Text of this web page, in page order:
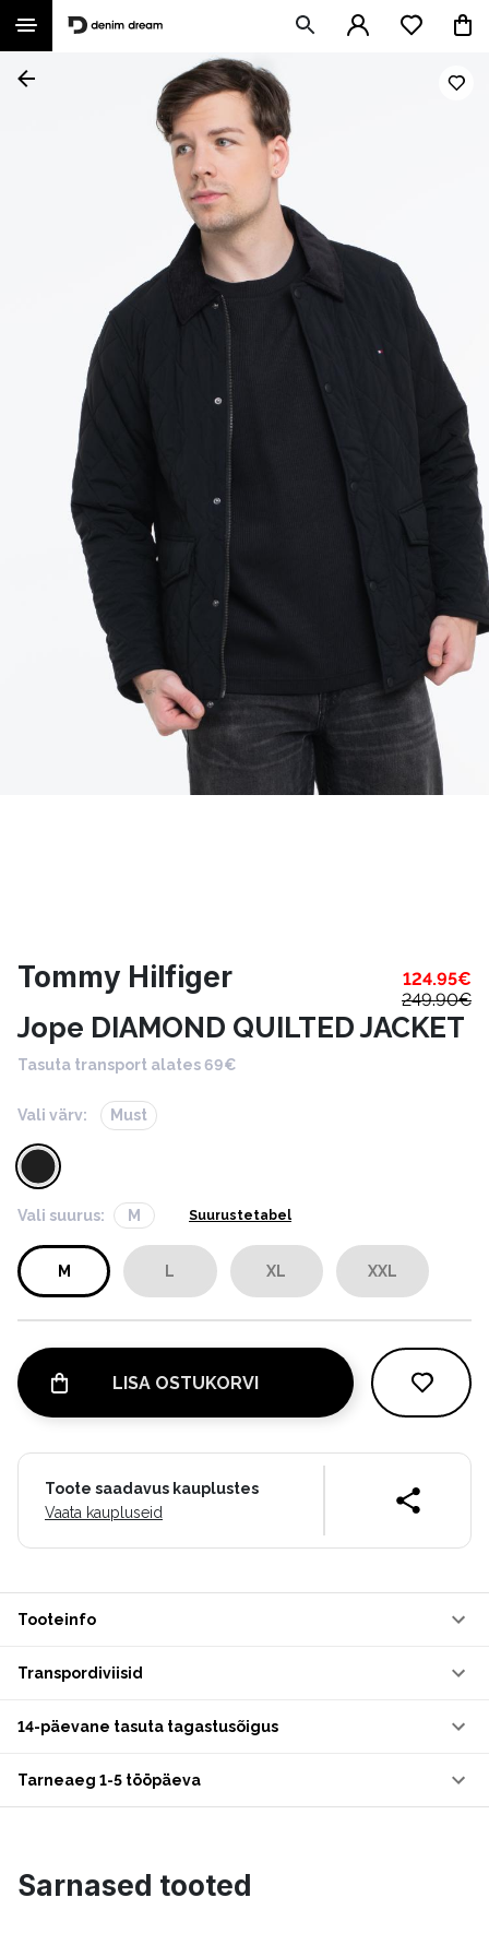
Tommy Hilfiger 124.95€
249.90€
Jope DIAMOND QUILTED JACKET
Tasuta transport alates 69€
Vali värv: Must
Vali suurus: M Suurustetabel
M L XL XXL
LISA OSTUKORVI
Toote saadavus kauplustes
Vaata kaupluseid
Tooteinfo
Transpordiviisid
14-päevane tasuta tagastusõigus
Tarneaeg 1-5 tööpäeva
Sarnased tooted